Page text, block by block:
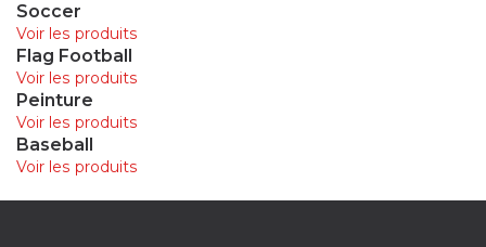
Soccer
Voir les produits
Flag Football
Voir les produits
Peinture
Voir les produits
Baseball
Voir les produits